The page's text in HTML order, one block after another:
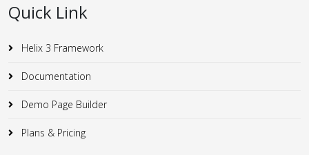
Quick Link
Helix 3 Framework
Documentation
Demo Page Builder
Plans & Pricing